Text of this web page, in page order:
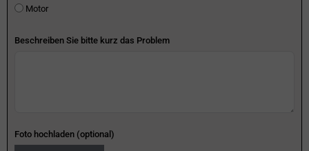
Motor
Beschreiben Sie bitte kurz das Problem
Foto hochladen (optional)